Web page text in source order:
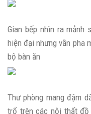
Gian bếp nhìn ra
hiện đại nhưng vẫn pha
bộ bàn ăn
Thư phòng mang đậm
trổ trên các nội thất